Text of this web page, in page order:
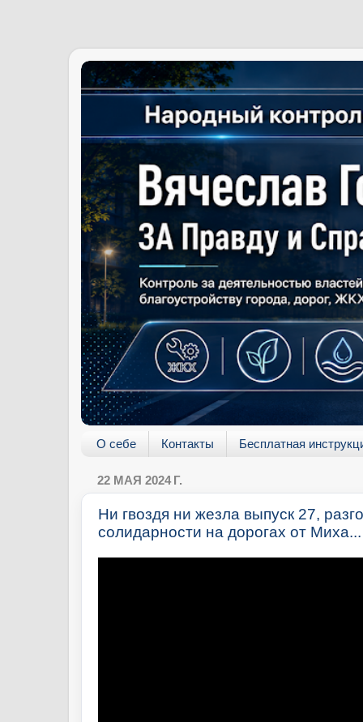
О себе Контакты Бесплатная
22 МАЯ 2024 Г.
Ни гвоздя ни жезла выпуск 27,
солидарности на дорогах от Миха...